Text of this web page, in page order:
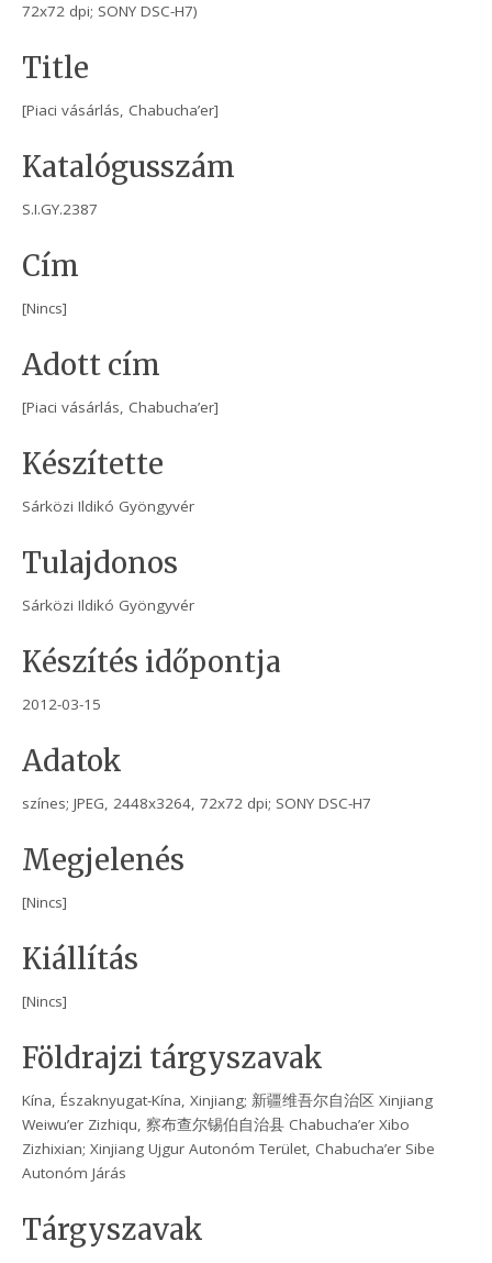
72x72 dpi; SONY DSC-H7)
Title
[Piaci vásárlás, Chabucha’er]
Katalógusszám
S.I.GY.2387
Cím
[Nincs]
Adott cím
[Piaci vásárlás, Chabucha’er]
Készítette
Sárközi Ildikó Gyöngyvér
Tulajdonos
Sárközi Ildikó Gyöngyvér
Készítés időpontja
2012-03-15
Adatok
színes; JPEG, 2448x3264, 72x72 dpi; SONY DSC-H7
Megjelenés
[Nincs]
Kiállítás
[Nincs]
Földrajzi tárgyszavak
Kína, Északnyugat-Kína, Xinjiang; 新疆维吾尔自治区 Xinjiang
Weiwu’er Zizhiqu, 察布查尔锡伯自治县 Chabucha’er Xibo
Zizhixian; Xinjiang Ujgur Autonóm Terület, Chabucha’er Sibe
Autonóm Járás
Tárgyszavak